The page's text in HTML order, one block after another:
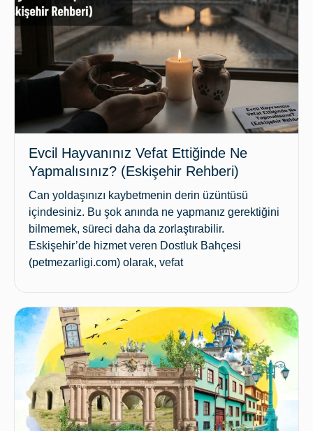
Evcil Hayvanınız Vefat Ettiğinde Ne
Yapmalısınız? (Eskişehir Rehberi)
Can yoldaşınızı kaybetmenin derin üzüntüsü
içindesiniz. Bu şok anında ne yapmanız gerektiğini
bilmemek, süreci daha da zorlaştırabilir.
Eskişehir’de hizmet veren Dostluk Bahçesi
(petmezarligi.com) olarak, vefat